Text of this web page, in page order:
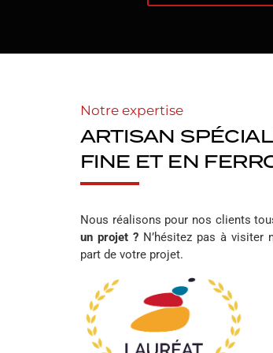
GARDE-CORPS
RAMPE D’ESCALIER
Notre expertise
ARTISAN
FINE ET EN
Nous réalisons pour nos clients
un projet ?N’hésitez pas à visiter
part de votre projet.